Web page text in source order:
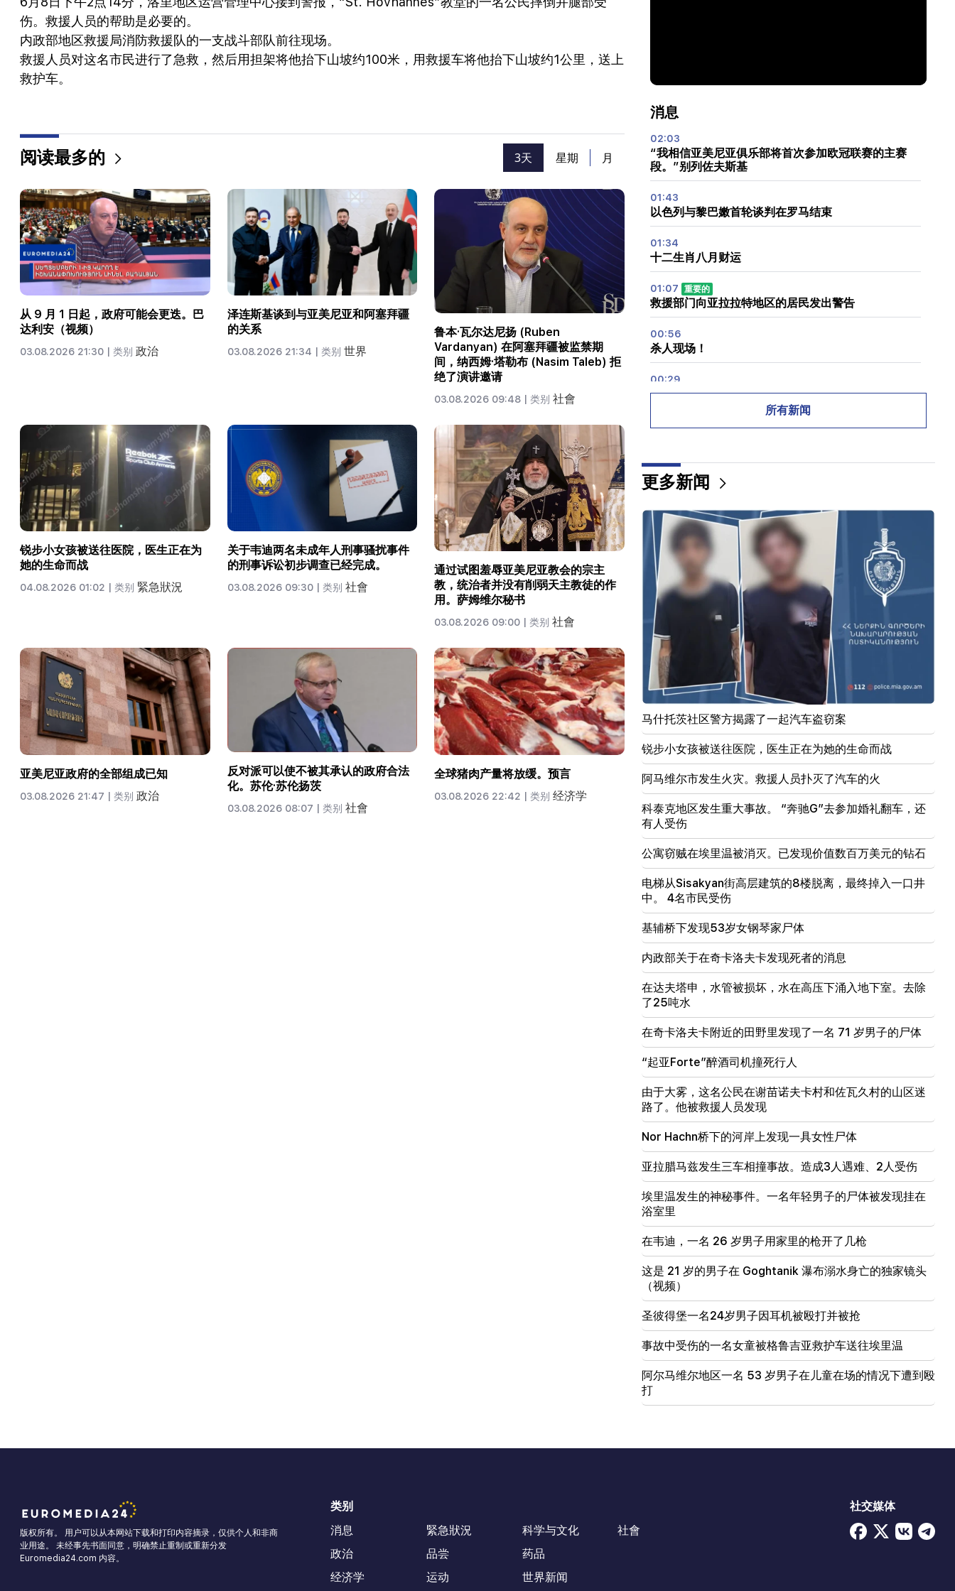
伤。救援人员的帮助是必要的。
内政部地区救援局消防救援队的一支战斗部队前往现场。
救援人员对这名市民进行了急救，然后用担架将他抬下山坡约100米，用救援车将他抬下山坡约1公里，送上
救护车。
阅读最多的 3天 星期 月
从 9 月 1 日起，政府可能会更迭。巴
达利安（视频）
03.08.2026 21:30 | 类别 政治
泽连斯基谈到与亚美尼亚和阿塞拜疆
的关系
03.08.2026 21:34 | 类别 世界
鲁本·瓦尔达尼扬 (Ruben
Vardanyan) 在阿塞拜疆被监禁期
间，纳西姆·塔勒布 (Nasim Taleb) 拒
绝了演讲邀请
03.08.2026 09:48 | 类别社會
锐步小女孩被送往医院，医生正在为
她的生命而战
04.08.2026 01:02 | 类别 緊急狀況
关于韦迪两名未成年人刑事骚扰事件
的刑事诉讼初步调查已经完成。
03.08.2026 09:30 | 类别 社會
通过试图羞辱亚美尼亚教会的宗主
教，统治者并没有削弱天主教徒的作
用。萨姆维尔秘书
03.08.2026 09:00 | 类别社會
亚美尼亚政府的全部组成已知
03.08.2026 21:47 | 类别 政治
反对派可以使不被其承认的政府合法
化。苏伦·苏伦扬茨
03.08.2026 08:07 | 类别 社會
全球猪肉产量将放缓。预言
03.08.2026 22:42 | 类别经济学
消息
02:03
“我相信亚美尼亚俱乐部将首次参加欧冠联赛的主赛
段。”别列佐夫斯基
01:43
以色列与黎巴嫩首轮谈判在罗马结束
01:34
十二生肖八月财运
01:07 重要的
救援部门向亚拉拉特地区的居民发出警告
00:56
杀人现场！
00:29
Sedrak Arustamyan 被拘留两个月
21:30
事案件和法庭审理（视频）
21:10
我们希望霍尔木兹问题能够得到和平解决。阿尔塔克·
扎卡里安
20:56 重要的
谨防旨在窃取银行详细信息的虚假页面和在线诈骗
（照片）
20:41
委员会已接受亚美尼亚与美国TRIPP协议的合宪性问题
20:30
美国正在为核战争做准备：新的逮捕和镇压（视频）
19:53
莱比锡机场的“带有未知爆炸装置的无人机”。调查已
经开始
19:47
席尔瓦·哈科比安 (Silva Hakobyan) 报告了痛苦的损
失（照片）
19:32
Petra Bair重申PACE支持与亚美尼亚国民议会密切合
作
19:03
政府将新增贷款3.2亿美元。金正恩的妹妹警告日本
（视频）
19:00
国会事件。因为“小牛”这个词。卡拉佩蒂安收到警告
18:55
伊朗和阿曼之间关于霍尔木兹海峡的谈判仍存在“一两
个问题”。半岛电视台
18:30
马什托茨社区警方揭露了一起汽车盗窃案
18:20
帕希尼扬与美国特使高级顾问讨论TRIPP项目实施
所有新闻
更多新闻
马什托茨社区警方揭露了一起汽车盗窃案
锐步小女孩被送往医院，医生正在为她的生命而战
阿马维尔市发生火灾。救援人员扑灭了汽车的火
科泰克地区发生重大事故。 “奔驰G”去参加婚礼翻车，还
有人受伤
公寓窃贼在埃里温被消灭。已发现价值数百万美元的钻石
电梯从Sisakyan街高层建筑的8楼脱离，最终掉入一口井
中。 4名市民受伤
基辅桥下发现53岁女钢琴家尸体
内政部关于在奇卡洛夫卡发现死者的消息
在达夫塔申，水管被损坏，水在高压下涌入地下室。去除
了25吨水
在奇卡洛夫卡附近的田野里发现了一名 71 岁男子的尸体
“起亚Forte”醉酒司机撞死行人
由于大雾，这名公民在谢苗诺夫卡村和佐瓦久村的山区迷
路了。他被救援人员发现
Nor Hachn桥下的河岸上发现一具女性尸体
亚拉腊马兹发生三车相撞事故。造成3人遇难、2人受伤
埃里温发生的神秘事件。一名年轻男子的尸体被发现挂在
浴室里
在韦迪，一名 26 岁男子用家里的枪开了几枪
这是 21 岁的男子在 Goghtanik 瀑布溺水身亡的独家镜头
（视频）
圣彼得堡一名24岁男子因耳机被殴打并被抢
事故中受伤的一名女童被格鲁吉亚救护车送往埃里温
阿尔马维尔地区一名 53 岁男子在儿童在场的情况下遭到殴
打
版权所有。 用户可以从本网站下载和打印内容摘录，仅供个人和非商
业用途。 未经事先书面同意，明确禁止重制或重新分发
Euromedia24.com 内容。
类别
消息
政治
经济学
緊急狀況
品尝
运动
科学与文化
药品
世界新闻
社會
社交媒体